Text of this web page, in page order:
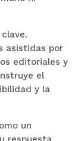
asistidas por
editoriales y
el
y la
un